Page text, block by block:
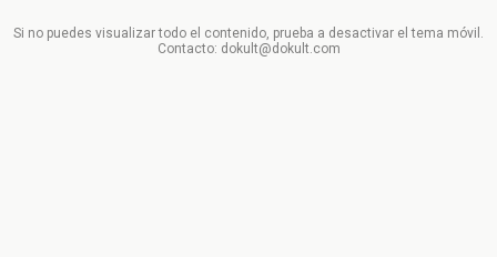
Si no puedes visualizar todo el contenido, prueba a desactivar el tema móvil.
Contacto: dokult@dokult.com